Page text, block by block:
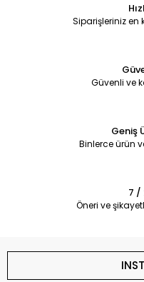
Siparişleriniz en
Güvenli ve
Geniş
Binlerce ürün
7 /
Öneri ve